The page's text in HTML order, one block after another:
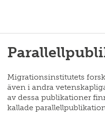
Migrationsinstitutets
även i andra
av dessa publikationer
kallade